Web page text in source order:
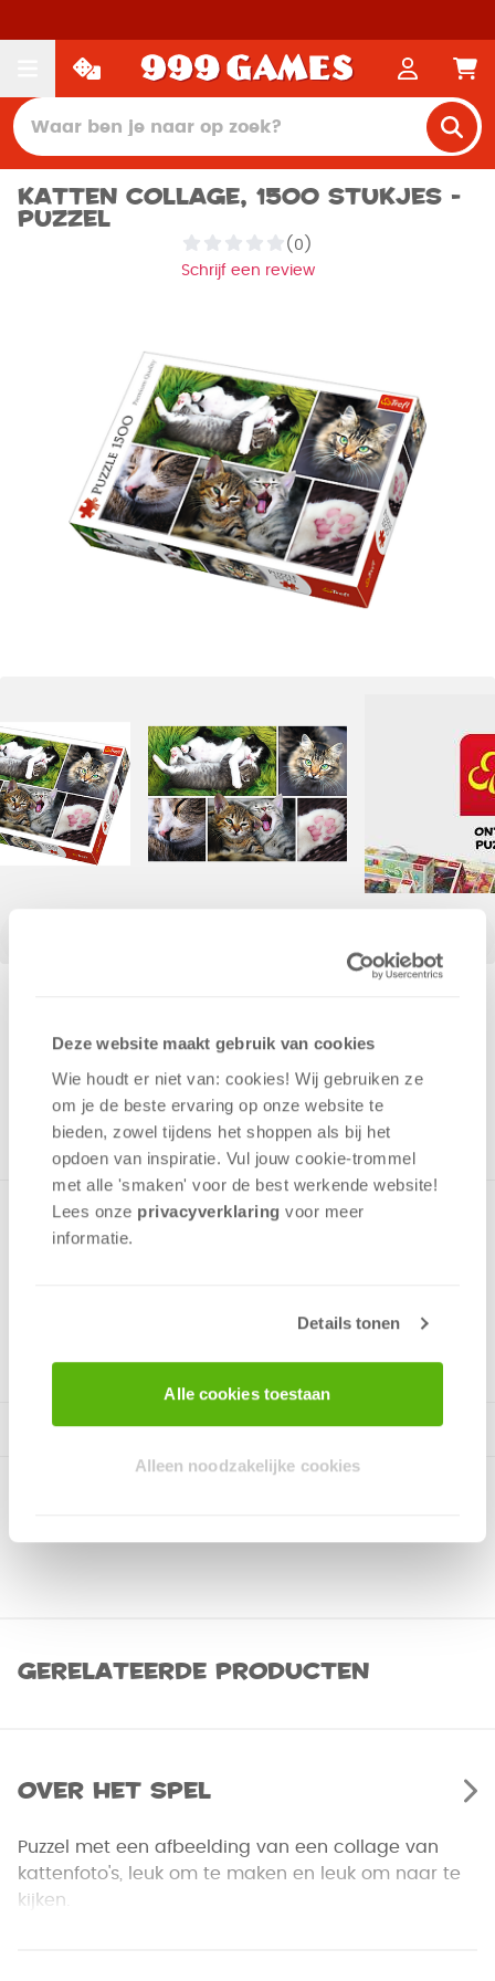
Deze website maakt gebruik van cookies
Wie houdt er niet van: cookies! Wij gebruiken ze
om je de beste ervaring op onze website te
bieden, zowel tijdens het shoppen als bij het
opdoen van inspiratie. Vul jouw cookie-trommel
met alle 'smaken' voor de best werkende website​!
Lees onze privacyverklaring voor meer
informatie.
Details tonen
Alle cookies toestaan
Alleen noodzakelijke cookies
Katten Collage, 1500 stukjes -
Puzzel
(0)
Schrijf een review
Uit het assortiment
ONTVANG 90 OVERWINNINGSPUNTEN
UIT HET ASSORTIMENT
Puzzel met een afbeelding van een collage van kattenfoto's,
leuk om te maken en leuk om naar te kijken.
Gerelateerde producten
Over het spel
Puzzel met een afbeelding van een collage van
kattenfoto's, leuk om te maken en leuk om naar te
kijken.